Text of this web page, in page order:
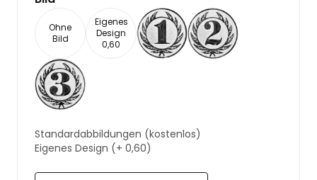
Ohne
Bild
Eigenes
Design
0,60
Standardabbildungen (kostenlos)
Eigenes Design (+ 0,60)